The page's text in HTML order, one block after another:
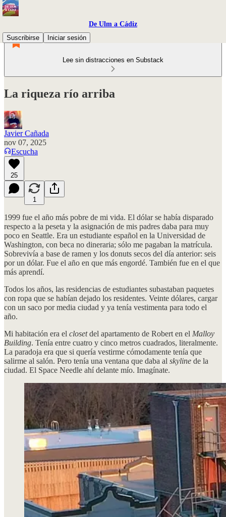
De Ulm a Cádiz
Suscribirse
Iniciar sesión
Lee sin distracciones en Substack
La riqueza río arriba
Javier Cañada
nov 07, 2025
Escucha
25
1
1999 fue el año más pobre de mi vida. El dólar se había disparado
respecto a la peseta y la asignación de mis padres daba para muy
poco en Seattle. Era un estudiante español en la Universidad de
Washington, con beca no dineraria; sólo me pagaban la matrícula.
Sobrevivía a base de ramen y los donuts secos del día anterior: seis
por un dólar. Fue el año en que más engordé. También fue en el que
más aprendí.
Todos los años, las residencias de estudiantes subastaban paquetes
con ropa que se habían dejado los residentes. Veinte dólares, cargar
con un saco por media ciudad y ya tenía vestimenta para todo el
año.
Mi habitación era el closetdel apartamento de Robert en el Malloy
Building. Tenía entre cuatro y cinco metros cuadrados, literalmente.
La paradoja era que si quería vestirme cómodamente tenía que
salirme al salón. Pero tenía una ventana que daba al skyline de la
ciudad. El Space Needle ahí delante mío. Imagínate.